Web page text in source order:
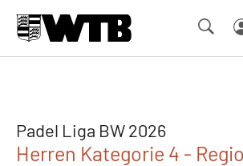
Padel Liga BW 2026
Herren Kategorie 4 -